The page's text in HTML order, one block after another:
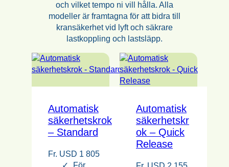
och vilket tempo ni vill hålla. Alla
modeller är framtagna för att bidra till
kransäkerhet vid lyft och säkrare
lastkoppling och lastsläpp.
Automatisk
säkerhetskrok
– Standard
Fr. USD 1 805
För
Automatisk
säkerhetskr
ok – Quick
Release